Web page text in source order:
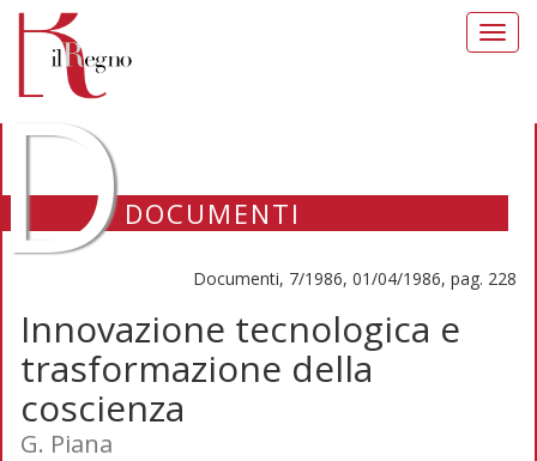
DOCUMENTI
Documenti, 7/1986, 01/04/1986, pag. 228
Innovazione tecnologica e
trasformazione della
coscienza
G. Piana